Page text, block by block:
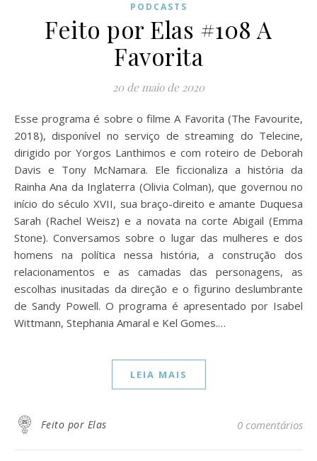
PODCASTS
Feito por Elas #108 A
Favorita
20 de maio de 2020
Esse programa é sobre o filme A Favorita (The Favourite,
2018), disponível no serviço de streaming do Telecine,
dirigido por Yorgos Lanthimos e com roteiro de Deborah
Davis e Tony McNamara. Ele ficcionaliza a história da
Rainha Ana da Inglaterra (Olivia Colman), que governou no
início do século XVII, sua braço-direito e amante Duquesa
Sarah (Rachel Weisz) e a novata na corte Abigail (Emma
Stone). Conversamos sobre o lugar das mulheres e dos
homens na política nessa história, a construção dos
relacionamentos e as camadas das personagens, as
escolhas inusitadas da direção e o figurino deslumbrante
de Sandy Powell. O programa é apresentado por Isabel
Wittmann, Stephania Amaral e Kel Gomes.…
LEIA MAIS
Feito por Elas 0 comentários